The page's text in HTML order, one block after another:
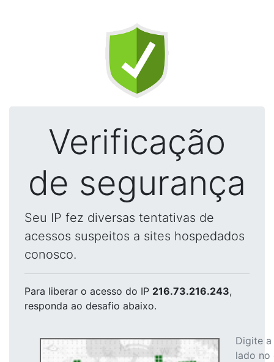
Verificação
de segurança
Seu IP fez diversas tentativas de
acessos suspeitos a sites hospedados
conosco.
Para liberar o acesso do IP 216.73.216.243,
responda ao desafio abaixo.
Digite
lado no